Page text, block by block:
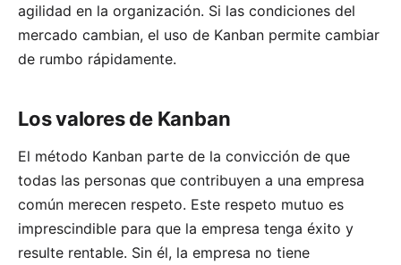
agilidad en la organización. Si las condiciones del
mercado cambian, el uso de Kanban permite cambiar
de rumbo rápidamente.
Los valores de Kanban
El método Kanban parte de la convicción de que
todas las personas que contribuyen a una empresa
común merecen respeto. Este respeto mutuo es
imprescindible para que la empresa tenga éxito y
resulte rentable. Sin él, la empresa no tiene